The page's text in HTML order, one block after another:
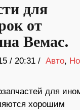
для
от
Вемас.
/ 20:31 / Авто,
для
хорошим